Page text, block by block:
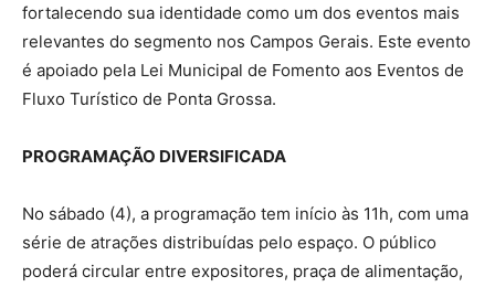
fortalecendo sua identidade como um dos eventos mais
relevantes do segmento nos Campos Gerais. Este evento
é apoiado pela Lei Municipal de Fomento aos Eventos de
Fluxo Turístico de Ponta Grossa.
PROGRAMAÇÃO DIVERSIFICADA
No sábado (4), a programação tem início às 11h, com uma
série de atrações distribuídas pelo espaço. O público
poderá circular entre expositores, praça de alimentação,